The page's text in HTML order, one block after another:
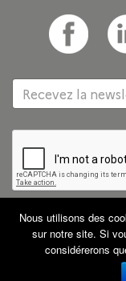
Tous droits
Nous utilisons des
sur notre site. Si
considérerons